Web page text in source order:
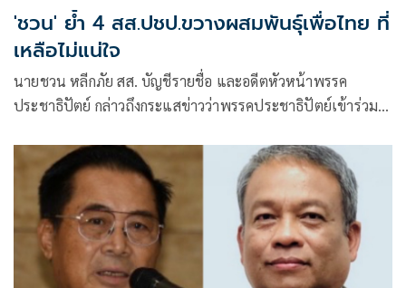
'ชวน' ย้ำ 4 สส.ปชป.ขวางผสมพันธุ์เพื่อไทย ที่
เหลือไม่แน่ใจ
นายชวน หลีกภัย สส. บัญชีรายชื่อ และอดีตหัวหน้าพรรค
ประชาธิปัตย์ กล่าวถึงกระแสข่าวว่าพรรคประชาธิปัตย์เข้าร่วม
พูดถึงเรื่อง และได้บอกไปตรงๆ